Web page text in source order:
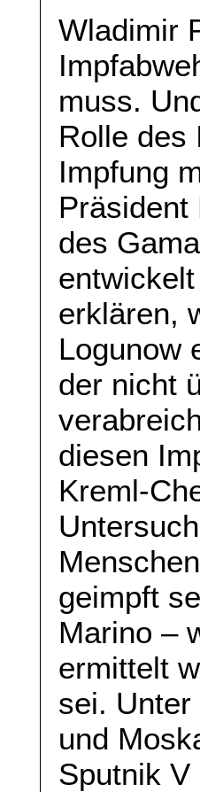
Wladimir
muss.
Rolle des
Impfung
Präsident
des
erklären,
Logunow
der nicht
diesen
Kreml-
geimpft
Marino –
ermittelt
sei.
und
Sputnik